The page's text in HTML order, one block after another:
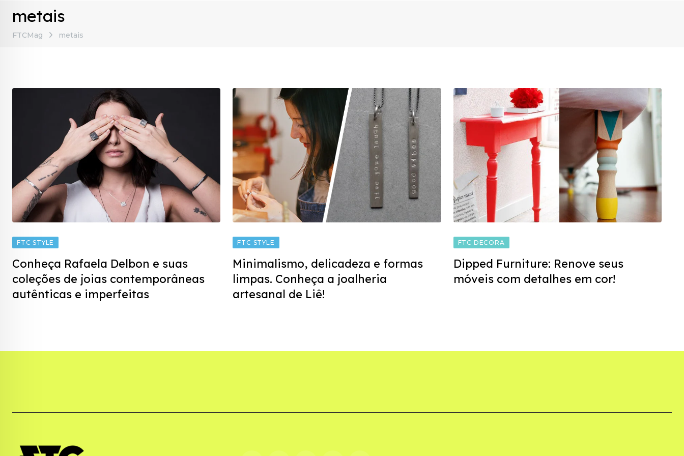
metais
FTCMag metais
FTC STYLE
Conheça Rafaela Delbon e suas
coleções de joias contemporâneas
autênticas e imperfeitas
FTC STYLE
Minimalismo, delicadeza e formas
limpas. Conheça a joalheria
artesanal de Liê!
FTC DECORA
Dipped Furniture: Renove seus
móveis com detalhes em cor!